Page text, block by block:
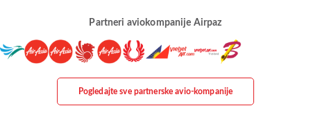
Partneri aviokompanije Airpaz
Pogledajte sve partnerske avio-kompanije